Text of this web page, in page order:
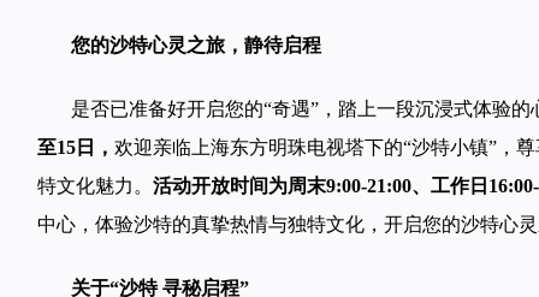
您的沙特心灵之旅，静待启程
是否已准备好开启您的“奇遇”，踏上一段沉浸式体验的
至15日， 欢迎亲临上海东方明珠电视塔下的“沙特小镇”，
特文化魅力。 活动开放时间为周末9:00-21:00、工作日
中心，体验沙特的真挚热情与独特文化，开启您的沙特心
关于“沙特 寻秘启程”